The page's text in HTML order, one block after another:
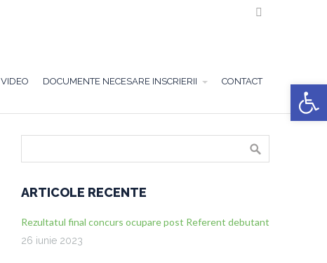

VIDEO DOCUMENTE NECESARE INSCRIERII CONTACT
ARTICOLE RECENTE
Rezultatul final concurs ocupare post Referent debutant
26 iunie 2023
Deschide